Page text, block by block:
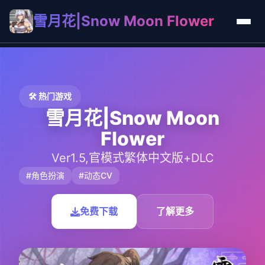
雪月花|Snow Moon Flower
🛠️ 热门游戏
雪月花|Snow Moon
Flower
Ver1.5,官模式繁体中文版+DLC
#角色扮演 #动态CV
免费下载 了解更多